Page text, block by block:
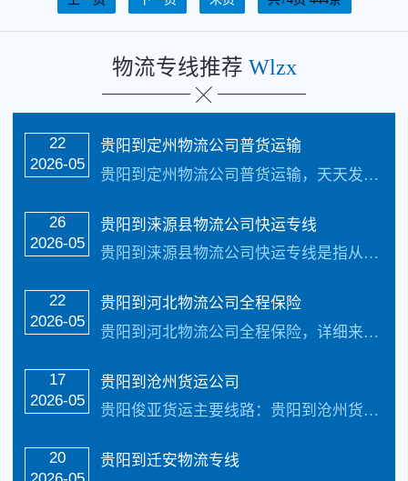
物流专线推荐 Wlzx
22
2026-05
​贵阳到定州物流公司普货运输
贵阳到定州物流公司普货运输，天天发车，1-2 天可到达以下地点：分别是竞秀区、莲池区、满城区、清苑区、徐水区5个城区，涞水县、阜平县、定兴县、唐县、高阳县、容城县、涞源县、望都县、安新县、曲阳县、易县、蠡县、顺平县、博野县、雄县15个县和4个县级市涿州市、定州市、安国市、高碑店市。致力于打造普及全国健全的零担物流及整车...…
26
2026-05
​贵阳到涞源县物流公司快运专线
贵阳到涞源县物流公司快运专线是指从贵阳出发运输货物到涞源县去的物流专线，贵阳俊亚物流公司天天发车24小时服务热线电话：（133-5002-3601）安全把货物送货到涞源县致力于打造最优质的贵阳到涞源县物流公司专线服务。采取的方式是公路运输对于货物运输可以提供以下常见的两种货物运输服务：整车（专车）运输服务、零担（货物很...…
22
2026-05
贵阳到河北物流公司全程保险
贵阳到河北物流公司全程保险，详细来电咨询133-5002-3601贵阳贵阳俊亚物流专线公司快运线路2-4天可以快速安全到达，我司还免费提供一下咨询：贵阳到河北货运多少钱一吨,几天到?贵阳到河北物流运费查询,报价表,贵阳俊亚物流每天发车,专线直达,整车快运.贵阳到河北物流专线报价专线名称泡货价格（体积立方）重泡货价格（体...…
17
2026-05
贵阳到沧州货运公司
贵阳俊亚货运主要线路：贵阳到沧州货运公司全境直达专线，天天发车24小时服务热线电话：（133-5002-3601）2-3天可以安全把货物送货到以下地址：石家庄市…
20
贵阳到迁安物流专线